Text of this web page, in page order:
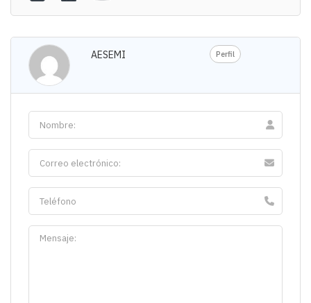
AESEMI Perfil